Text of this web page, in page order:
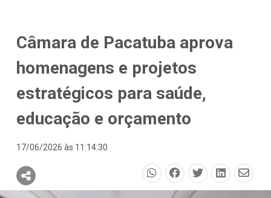
Câmara de Pacatuba aprova
homenagens e projetos
estratégicos para saúde,
educação e orçamento
17/06/2026 às 11:14:30